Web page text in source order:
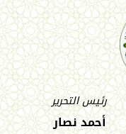
رئيس التحرير
أحمد نصار